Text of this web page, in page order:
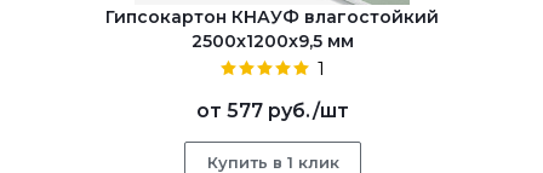
Гипсокартон КНАУФ влагостойкий
2500x1200x9,5 мм
1
от 577 руб./шт
Купить в 1 клик